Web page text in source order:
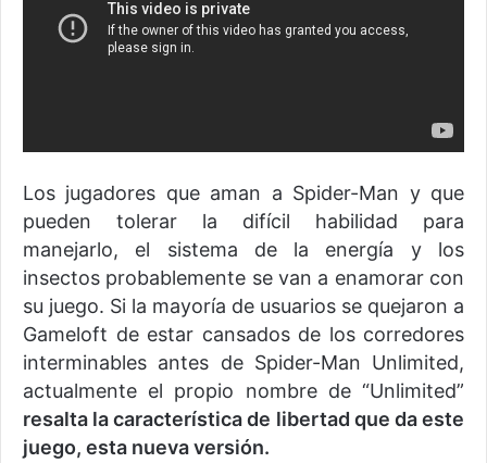
Los jugadores que aman a Spider-Man y que
pueden tolerar la difícil habilidad para
manejarlo, el sistema de la energía y los
insectos probablemente se van a enamorar con
su juego. Si la mayoría de usuarios se quejaron a
Gameloft de estar cansados de los corredores
interminables antes de Spider-Man Unlimited,
actualmente el propio nombre de “Unlimited”
resalta la característica de libertad que da este
juego, esta nueva versión.